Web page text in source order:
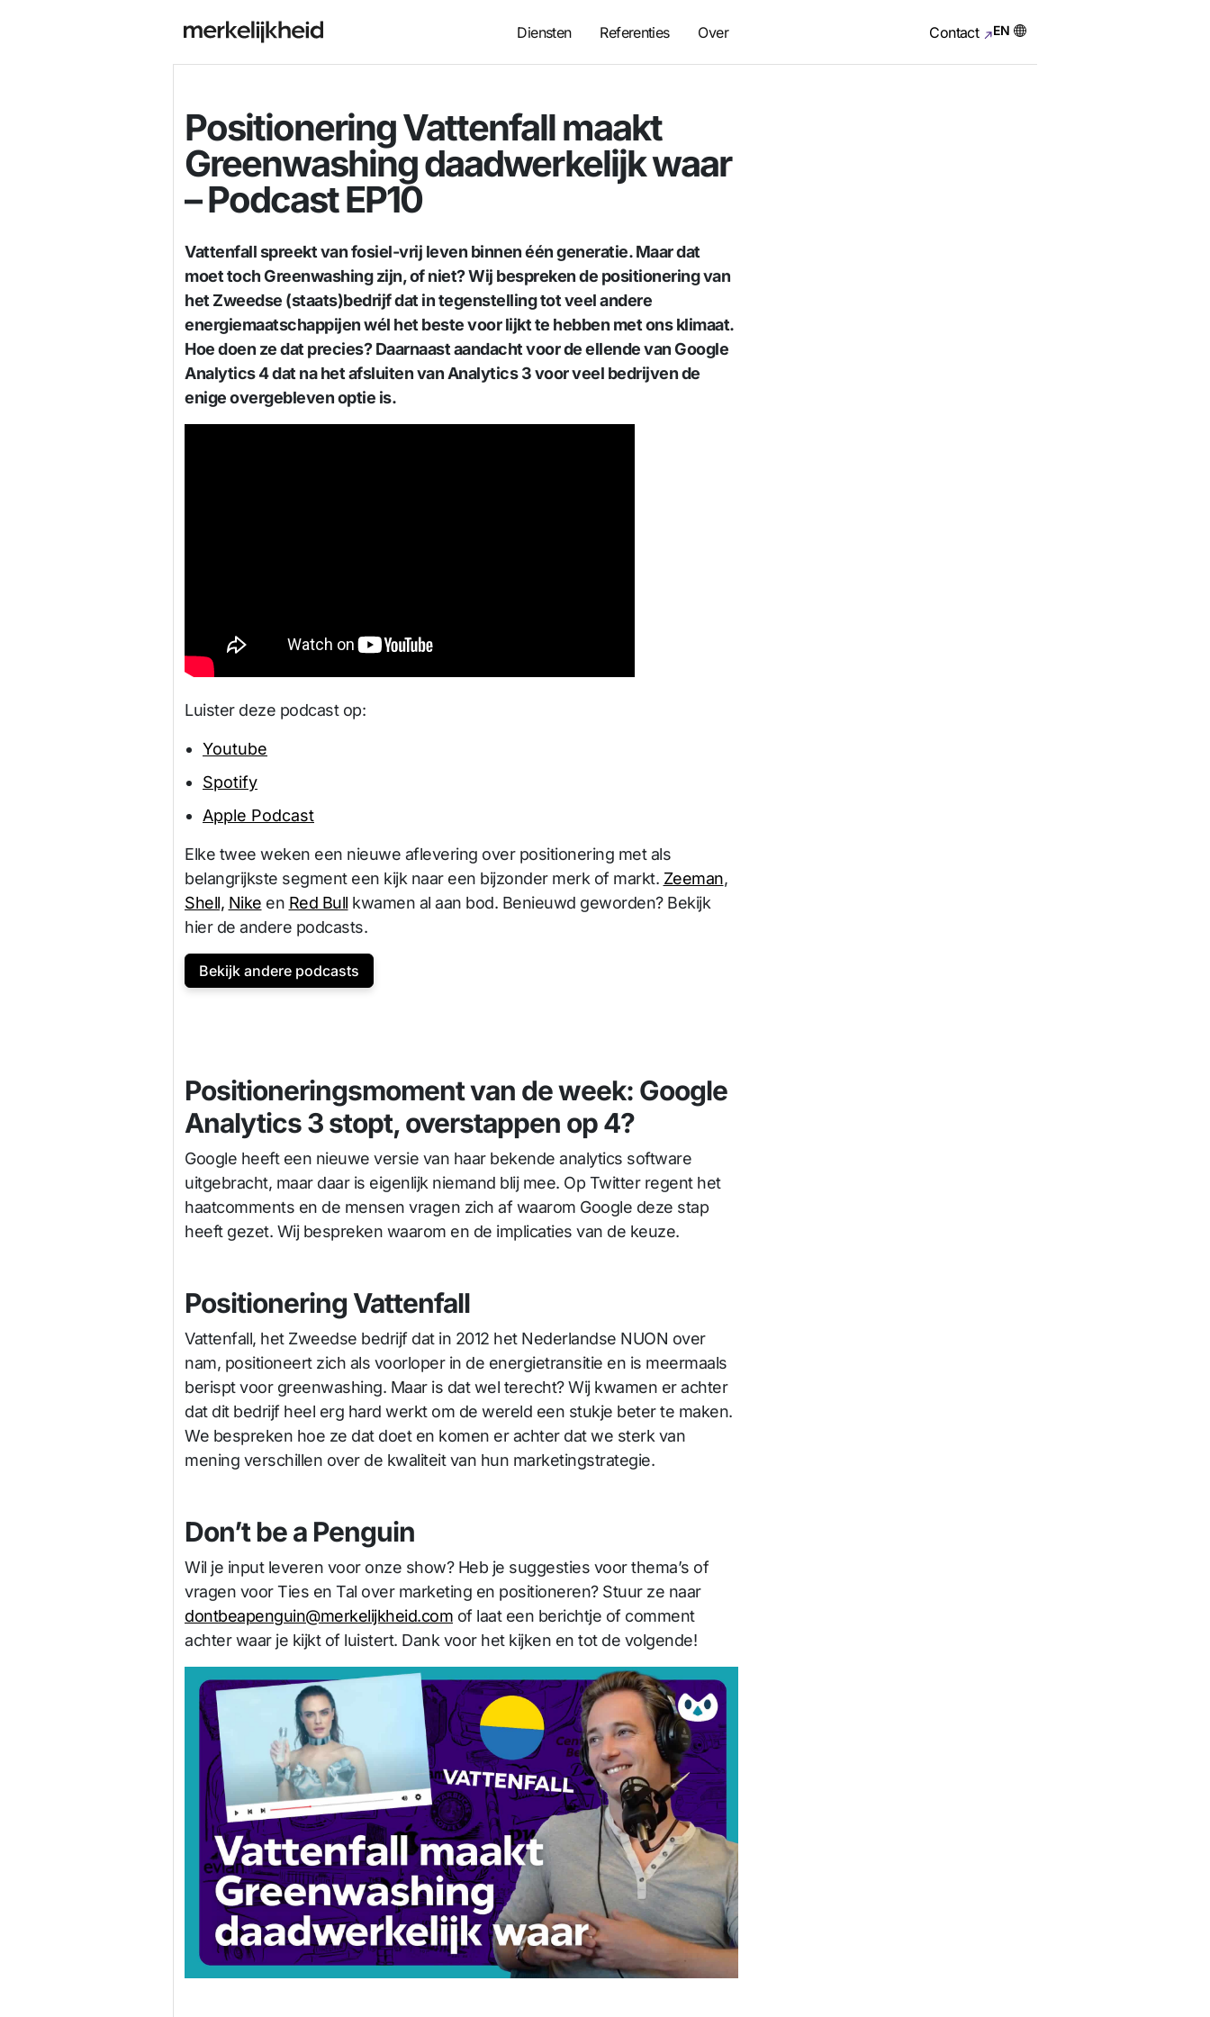
Diensten Referenties Over Contact EN
Positionering Vattenfall maakt
Greenwashing daadwerkelijk waar
– Podcast EP10
Vattenfall spreekt van fosiel-vrij leven binnen één generatie. Maar dat
moet toch Greenwashing zijn, of niet? Wij bespreken de positionering van
het Zweedse (staats)bedrijf dat in tegenstelling tot veel andere
energiemaatschappijen wél het beste voor lijkt te hebben met ons klimaat.
Hoe doen ze dat precies? Daarnaast aandacht voor de ellende van Google
Analytics 4 dat na het afsluiten van Analytics 3 voor veel bedrijven de
enige overgebleven optie is.
Luister deze podcast op:
Youtube
Spotify
Apple Podcast
Elke twee weken een nieuwe aflevering over positionering met als
belangrijkste segment een kijk naar een bijzonder merk of markt. Zeeman,
Shell, Nike en Red Bull kwamen al aan bod. Benieuwd geworden? Bekijk
hier de andere podcasts.
Bekijk andere podcasts
Positioneringsmoment van de week: Google
Analytics 3 stopt, overstappen op 4?
Google heeft een nieuwe versie van haar bekende analytics software
uitgebracht, maar daar is eigenlijk niemand blij mee. Op Twitter regent het
haatcomments en de mensen vragen zich af waarom Google deze stap
heeft gezet. Wij bespreken waarom en de implicaties van de keuze.
Positionering Vattenfall
Vattenfall, het Zweedse bedrijf dat in 2012 het Nederlandse NUON over
nam, positioneert zich als voorloper in de energietransitie en is meermaals
berispt voor greenwashing. Maar is dat wel terecht? Wij kwamen er achter
dat dit bedrijf heel erg hard werkt om de wereld een stukje beter te maken.
We bespreken hoe ze dat doet en komen er achter dat we sterk van
mening verschillen over de kwaliteit van hun marketingstrategie.
Don’t be a Penguin
Wil je input leveren voor onze show? Heb je suggesties voor thema’s of
vragen voor Ties en Tal over marketing en positioneren? Stuur ze naar
dontbeapenguin@merkelijkheid.com of laat een berichtje of comment
achter waar je kijkt of luistert. Dank voor het kijken en tot de volgende!